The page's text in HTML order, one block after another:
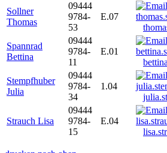
Sollner
Thomas
09444
9784-
53
E.07
Spannrad
Bettina
09444
9784-
11
E.01
Stempfhuber
Julia
09444
9784-
34
1.04
Strauch Lisa
09444
9784-
15
E.04